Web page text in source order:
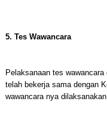
5. Tes Wawancara
Pelaksanaan tes
telah bekerja sama dengan
wawancara nya